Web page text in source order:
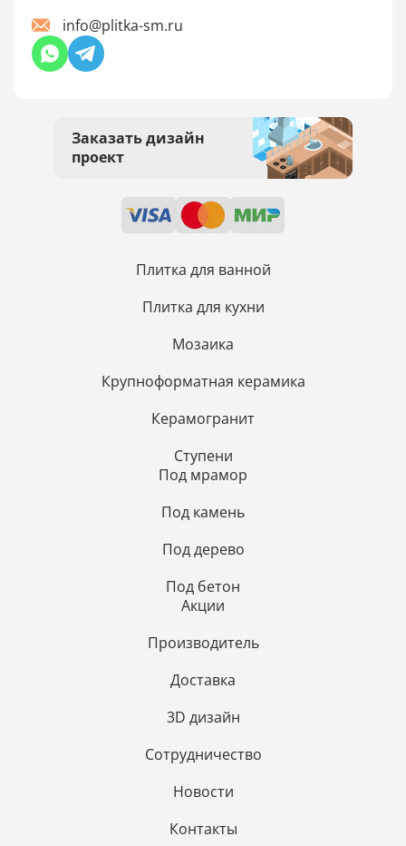
Плитка для ванной
Плитка для кухни
Мозаика
Крупноформатная керамика
Керамогранит
Ступени
Под мрамор
Под камень
Под дерево
Под бетон
Акции
Производитель
Доставка
3D дизайн
Сотрудничество
Новости
Контакты
Заказать дизайн
проект
info@plitka-sm.ru